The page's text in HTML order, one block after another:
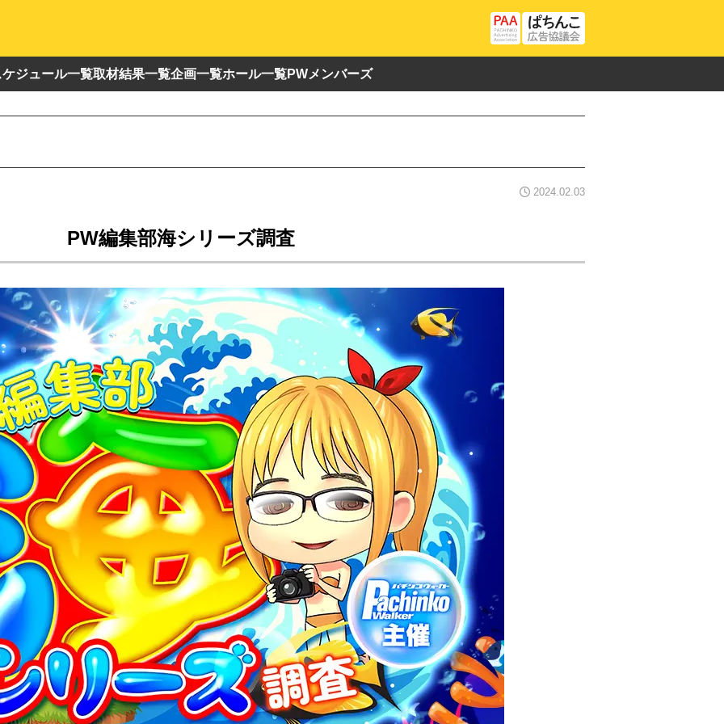
ケジュール一覧取材結果一覧企画一覧ホール一覧PWメンバーズ
2024.02.03
PW編集部海シリーズ調査